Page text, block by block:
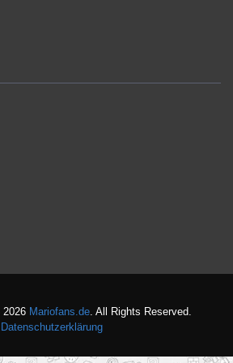
2026 Mariofans.de. All Rights Reserved.
Datenschutzerklärung